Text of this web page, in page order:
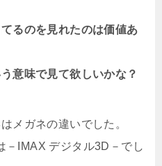
るのを見れたのは価値あ
意味で見て欲しいかな？
メガネの違いでした。
－IMAX デジタル3D－でし